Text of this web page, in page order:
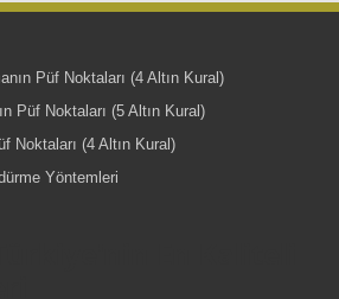
Püf Noktaları (4 Altın Kural)
Püf Noktaları (5 Altın Kural)
Noktaları (4 Altın Kural)
Yöntemleri